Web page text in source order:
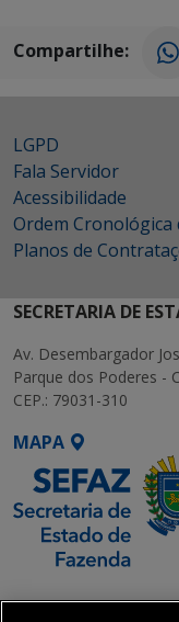
Compartilhe:
LGPD
Fala Servidor
Acessibilidade
Ordem Cronológica
Planos de
SECRETARIA DE
Av. Desembargador
Parque dos Poderes -
CEP.: 79031-310
MAPA